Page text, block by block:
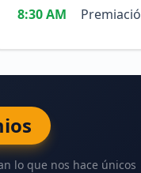
8:30 AM
lo que nos hace únicos